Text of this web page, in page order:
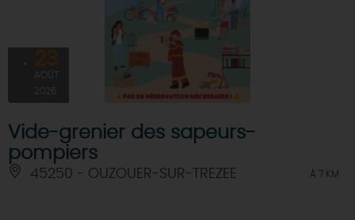
23
AOÛT
2026
Vide-grenier des sapeurs-
pompiers
45250 - OUZOUER-SUR-TREZEE À 7 KM